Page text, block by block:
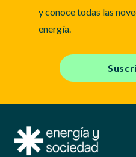
y conoce todas las
energía.